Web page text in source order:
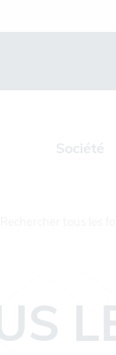
Société